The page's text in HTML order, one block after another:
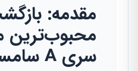
مقدمه:
محبوب‌ترین
سری A سامسونگ